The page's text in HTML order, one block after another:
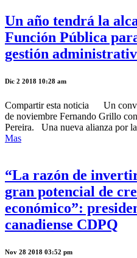
Un año tendrá la
Función Pública
gestión
Dic 2 2018 10:28 am
Compartir esta noticia Un
de noviembre Fernando Grillo
Pereira. Una nueva alianza por
Mas
“La razón de
gran potencial de
económico”:
canadiense CDPQ
Nov 28 2018 03:52 pm